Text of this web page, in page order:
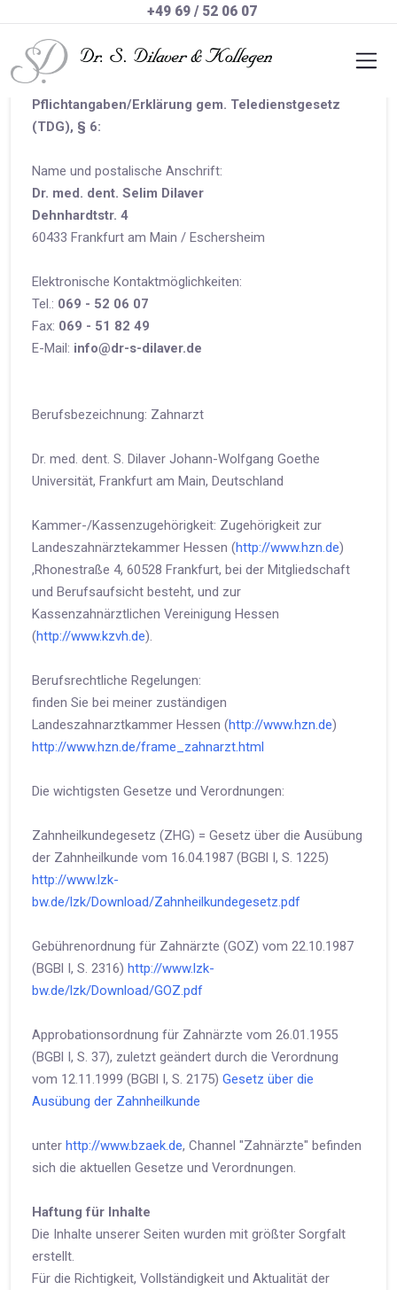
+49 69 / 52 06 07
Impressum der Zahnarztpraxis
Dr. S. Dilaver & Kollegen
Pflichtangaben/Erklärung gem. Teledienstgesetz
(TDG), § 6:
Name und postalische Anschrift:
Dr. med. dent. Selim Dilaver
Dehnhardtstr. 4
60433 Frankfurt am Main / Eschersheim
Elektronische Kontaktmöglichkeiten:
Tel.: 069 - 52 06 07
Fax: 069 - 51 82 49
E-Mail: info@dr-s-dilaver.de
Berufsbezeichnung: Zahnarzt
Dr. med. dent. S. Dilaver Johann-Wolfgang Goethe
Universität, Frankfurt am Main, Deutschland
Kammer-/Kassenzugehörigkeit: Zugehörigkeit zur
Landeszahnärztekammer Hessen (http://www.hzn.de)
,Rhonestraße 4, 60528 Frankfurt, bei der Mitgliedschaft
und Berufsaufsicht besteht, und zur
Kassenzahnärztlichen Vereinigung Hessen
(http://www.kzvh.de).
Berufsrechtliche Regelungen:
finden Sie bei meiner zuständigen
Landeszahnarztkammer Hessen (http://www.hzn.de)
http://www.hzn.de/frame_zahnarzt.html
Die wichtigsten Gesetze und Verordnungen:
Zahnheilkundegesetz (ZHG) = Gesetz über die Ausübung
der Zahnheilkunde vom 16.04.1987 (BGBl I, S. 1225)
http://www.lzk-
bw.de/lzk/Download/Zahnheilkundegesetz.pdf
Gebührenordnung für Zahnärzte (GOZ) vom 22.10.1987
(BGBl I, S. 2316) http://www.lzk-
bw.de/lzk/Download/GOZ.pdf
Approbationsordnung für Zahnärzte vom 26.01.1955
(BGBl I, S. 37), zuletzt geändert durch die Verordnung
vom 12.11.1999 (BGBl I, S. 2175) Gesetz über die
Ausübung der Zahnheilkunde
unter http://www.bzaek.de, Channel "Zahnärzte" befinden
sich die aktuellen Gesetze und Verordnungen.
Haftung für Inhalte
Die Inhalte unserer Seiten wurden mit größter Sorgfalt
erstellt.
Für die Richtigkeit, Vollständigkeit und Aktualität der